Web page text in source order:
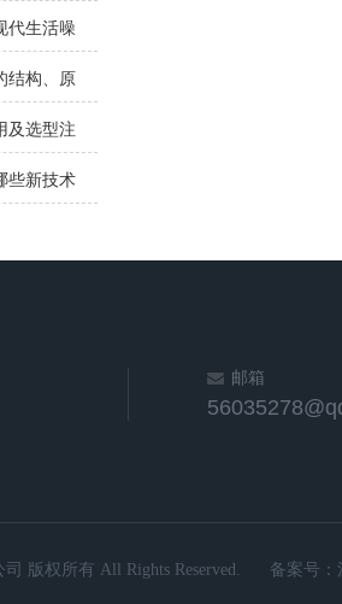
代生活噪
结构、原
及选型注
些新技术
邮箱
版权所有 All Rights Reserved. 备案号：